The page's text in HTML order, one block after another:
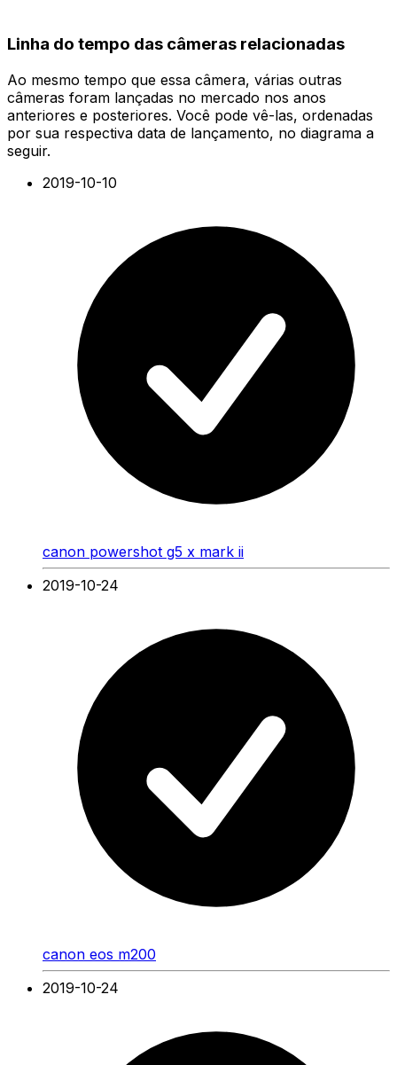
Linha do tempo das câmeras relacionadas
Ao mesmo tempo que essa câmera, várias outras
câmeras foram lançadas no mercado nos anos
anteriores e posteriores. Você pode vê-las, ordenadas
por sua respectiva data de lançamento, no diagrama a
seguir.
2019-10-10
canon powershot g5 x mark ii
2019-10-24
canon eos m200
2019-10-24